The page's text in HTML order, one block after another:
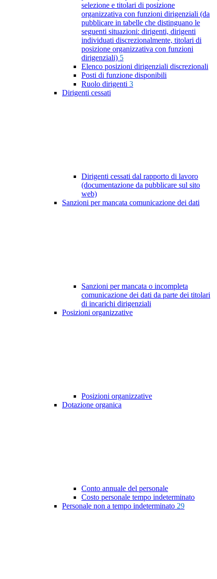
selezione e titolari di posizione
organizzativa con funzioni dirigenziali (da
pubblicare in tabelle che distinguano le
seguenti situazioni: dirigenti, dirigenti
individuati discrezionalmente, titolari di
posizione organizzativa con funzioni
dirigenziali) 5
Elenco posizioni dirigenziali discrezionali
Posti di funzione disponibili
Ruolo dirigenti 3
Dirigenti cessati
Dirigenti cessati dal rapporto di lavoro
(documentazione da pubblicare sul sito
web)
Sanzioni per mancata comunicazione dei dati
Sanzioni per mancata o incompleta
comunicazione dei dati da parte dei titolari
di incarichi dirigenziali
Posizioni organizzative
Posizioni organizzative
Dotazione organica
Conto annuale del personale
Costo personale tempo indeterminato
Personale non a tempo indeterminato 29